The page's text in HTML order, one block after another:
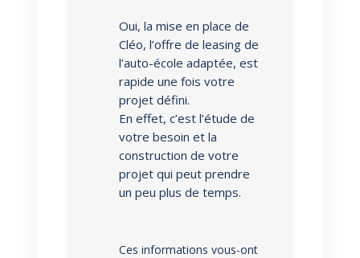
Oui, la mise en place de
Cléo, l’offre de leasing de
l’auto-école adaptée, est
rapide une fois votre
projet défini.
En effet, c’est l’étude de
votre besoin et la
construction de votre
projet qui peut prendre
un peu plus de temps.
Ces informations vous-ont